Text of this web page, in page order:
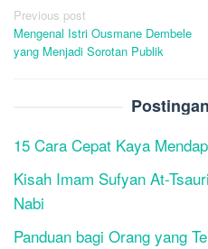
Post
navigation
Previous post
Mengenal Istri Ousmane Dembele
yang Menjadi Sorotan Publik
15 Cara Cepat Kaya
Kisah Imam Sufyan At-
Nabi
Panduan bagi Orang yang